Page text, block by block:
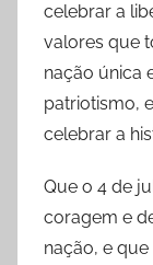
celebrar a
valores que
nação única
patriotismo,
celebrar a
Que o 4 de
coragem e
nação, e